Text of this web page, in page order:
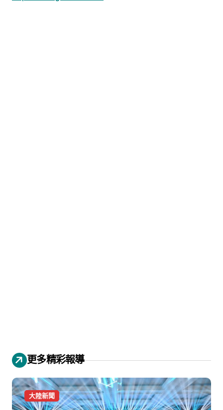
更多精彩報導
大陸新聞